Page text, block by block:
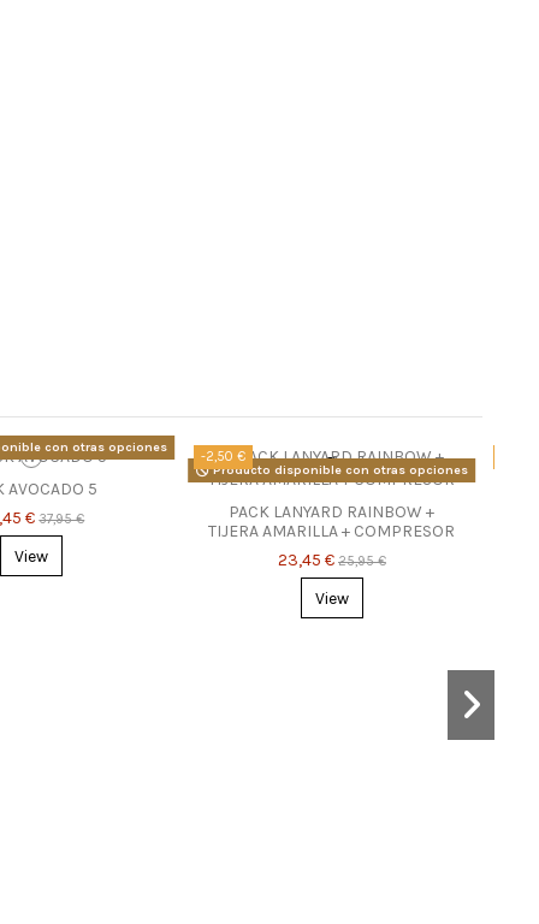
con otras opciones
AVOCADO 5
€37,95 €
View
-2,50 €
Producto disponible con otras opciones
PACK LANYARD RAINBOW +
TIJERA AMARILLA + COMPRESOR
23,45 € 25,95 €
View